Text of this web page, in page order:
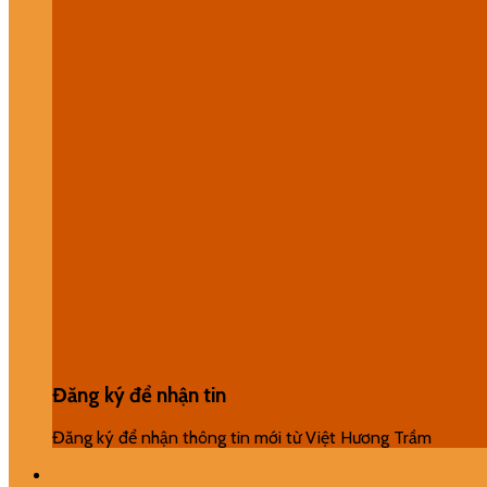
Đăng ký để nhận tin
Đăng ký để nhận thông tin mới từ Việt Hương Trầm